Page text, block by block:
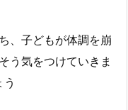
、子どもが体調を崩
う気をつけていきま